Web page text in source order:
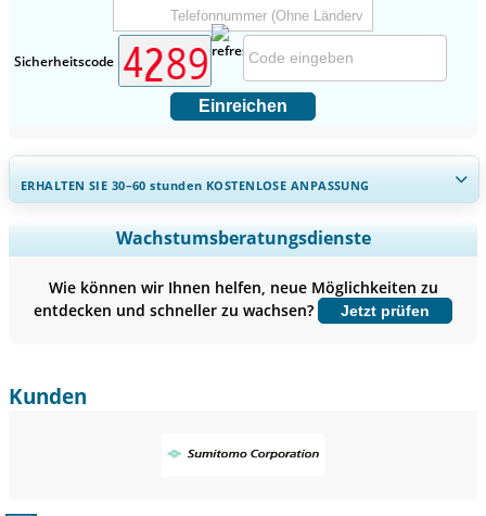
Sicherheitscode
Einreichen
ERHALTEN SIE 30–60stunden KOSTENLOSE ANPASSUNG
Regionale und länderspezifische Abdeckung erweitern,
Segmentanalyse, Unternehmensprofile, Wettbewerbs-
Jetzt anpassen
Wachstumsberatungsdienste
Wie können wir Ihnen helfen, neue Möglichkeiten zu
entdecken und schneller zu wachsen?
Jetzt prüfen
Kunden